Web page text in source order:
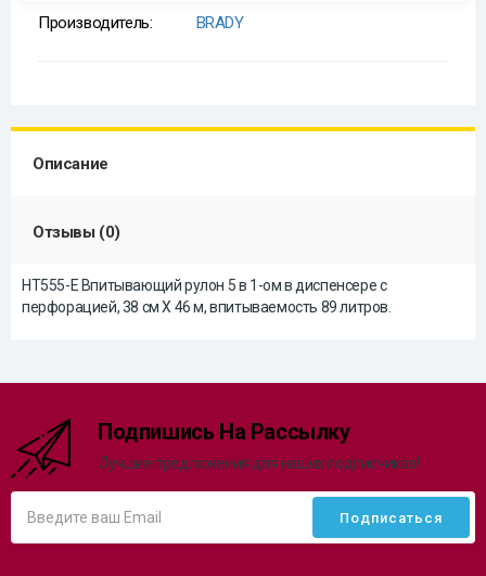
Производитель: BRADY
Описание
Отзывы (0)
HT555-E Впитывающий рулон 5 в 1-ом в диспенсере с
перфорацией, 38 см Х 46 м, впитываемость 89 литров.
Подпишись На Рассылку
Лучшие предложения для наших подписчиков!